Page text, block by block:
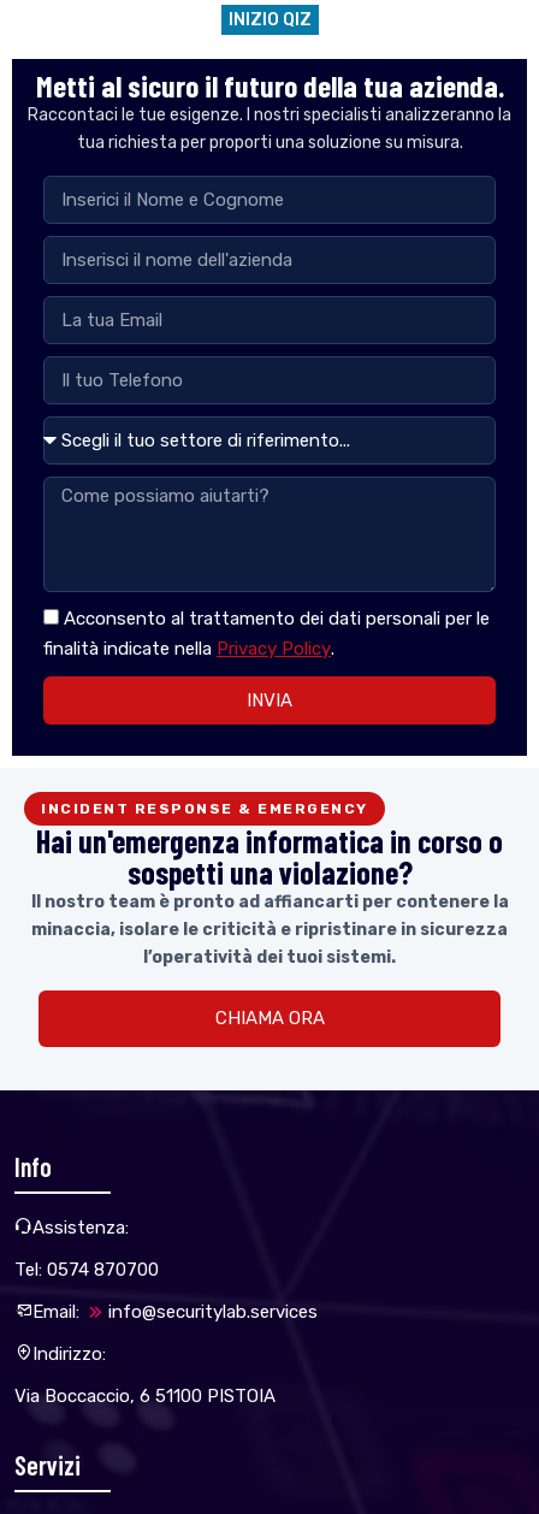
INIZIO QIZ
Metti al sicuro il futuro della tua azienda.
Raccontaci le tue esigenze. I nostri specialisti analizzeranno la
tua richiesta per proporti una soluzione su misura.
Acconsento al trattamento dei dati personali per le
finalità indicate nella Privacy Policy.
INVIA
INCIDENT RESPONSE & EMERGENCY
Hai un'emergenza informatica in corso o
sospetti una violazione?
Il nostro team è pronto ad affiancarti per contenere la
minaccia, isolare le criticità e ripristinare in sicurezza
l’operatività dei tuoi sistemi.
CHIAMA ORA
Info
Assistenza:
Tel: 0574 870700
Email:
info@securitylab.services
Indirizzo:
Via Boccaccio, 6 51100 PISTOIA
Servizi